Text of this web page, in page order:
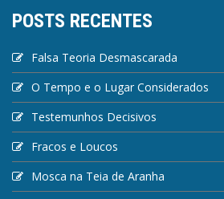
POSTS RECENTES
Falsa Teoria Desmascarada
O Tempo e o Lugar Considerados
Testemunhos Decisivos
Fracos e Loucos
Mosca na Teia de Aranha